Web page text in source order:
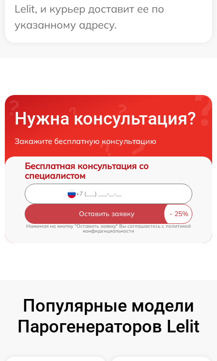
Lelit, и курьер доставит ее по
указанному адресу.
Нужна консультация?
Закажите бесплатную консультацию
Бесплатная консультация со
специалистом
Оставить заявку
Нажимая на кнопку "Оставить заявку" Вы соглашаетесь cполитикой
конфиденциальности
Популярные модели
Парогенераторов Lelit